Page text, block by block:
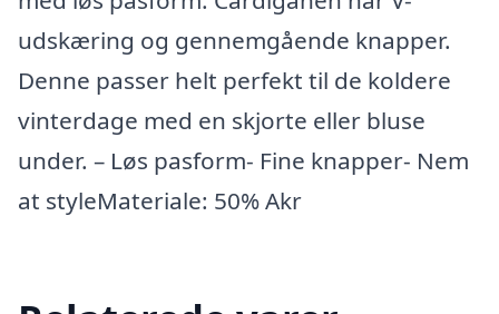
udskæring og gennemgående knapper.
Denne passer helt perfekt til de koldere
vinterdage med en skjorte eller bluse
under. – Løs pasform- Fine knapper- Nem
at styleMateriale: 50% Akr